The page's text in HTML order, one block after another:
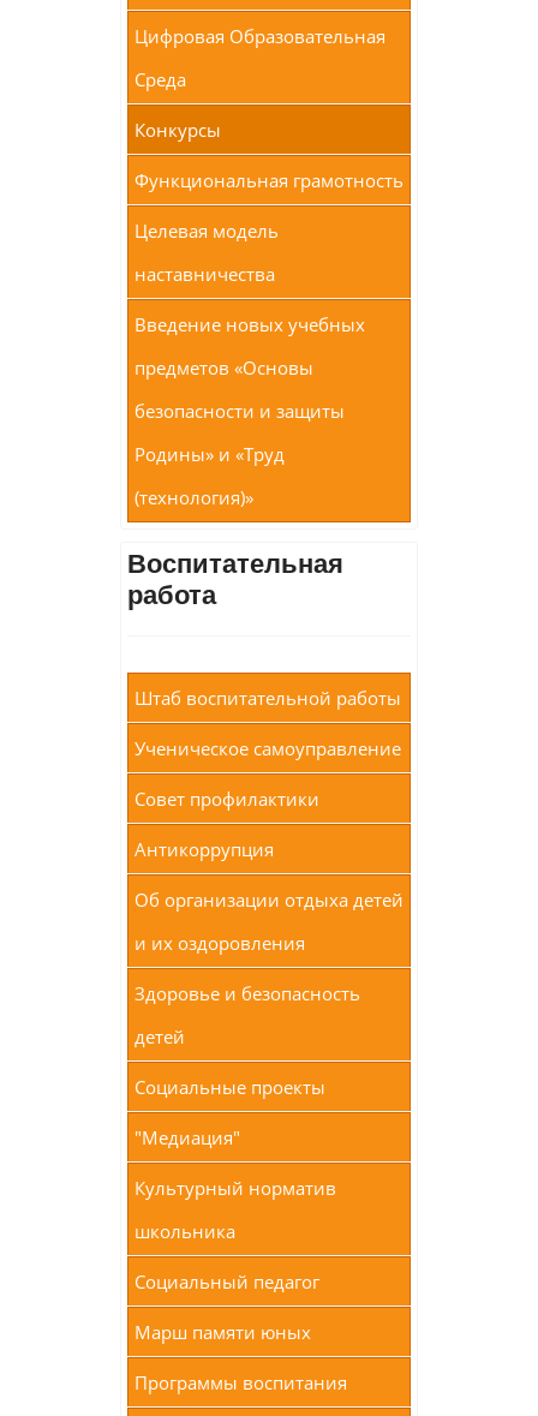
Цифровая Образовательная
Среда
Конкурсы
Функциональная грамотность
Целевая модель
наставничества
Введение новых учебных
предметов «Основы
безопасности и защиты
Родины» и «Труд
(технология)»
Воспитательная
работа
Штаб воспитательной работы
Ученическое самоуправление
Совет профилактики
Антикоррупция
Об организации отдыха детей
и их оздоровления
Здоровье и безопасность
детей
Социальные проекты
"Медиация"
Культурный норматив
школьника
Социальный педагог
Марш памяти юных
Программы воспитания